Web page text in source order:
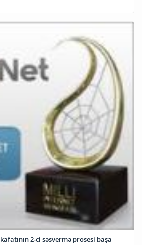
2-ci səsvermə prosesi başa